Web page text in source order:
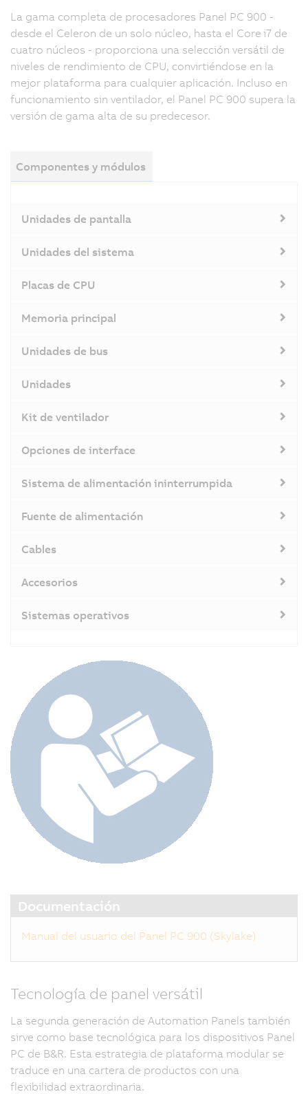
La gama completa de procesadores Panel PC 900 -
desde el Celeron de un solo núcleo, hasta el Core i7 de
cuatro núcleos - proporciona una selección versátil de
niveles de rendimiento de CPU, convirtiéndose en la
mejor plataforma para cualquier aplicación. Incluso en
funcionamiento sin ventilador, el Panel PC 900 supera la
versión de gama alta de su predecesor.
Componentes y módulos
Unidades de pantalla
Unidades del sistema
Placas de CPU
Memoria principal
Unidades de bus
Unidades
Kit de ventilador
Opciones de interface
Sistema de alimentación ininterrumpida
Fuente de alimentación
Cables
Accesorios
Sistemas operativos
Documentación
Manual del usuario del Panel PC 900 (Skylake)
Tecnología de panel versátil
La segunda generación de Automation Panels también
sirve como base tecnológica para los dispositivos Panel
PC de B&R. Esta estrategia de plataforma modular se
traduce en una cartera de productos con una
flexibilidad extraordinaria.